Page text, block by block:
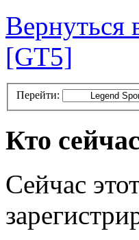
Вернуться
[GT5]
Перейти:
Кто
Сейчас